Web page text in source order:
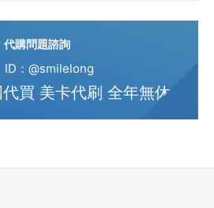
代購問題諮詢
ID：@smilelong
買 美卡代刷 全年無休